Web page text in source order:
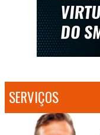
SERVIÇOS